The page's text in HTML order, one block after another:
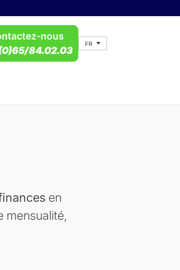
FR
nous
84.02.03
en
mensualité,